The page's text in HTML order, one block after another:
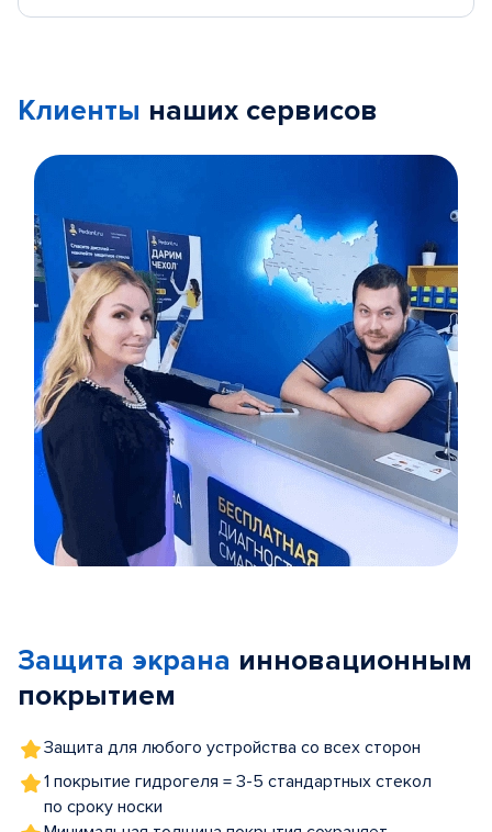
Клиенты наших сервисов
5
Защита экрана инновационным
покрытием
Защита для любого устройства со всех сторон
1 покрытие гидрогеля = 3-5 стандартных стекол
по сроку носки